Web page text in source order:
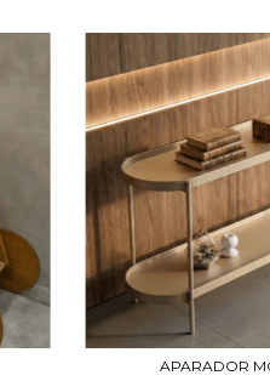
APARADOR